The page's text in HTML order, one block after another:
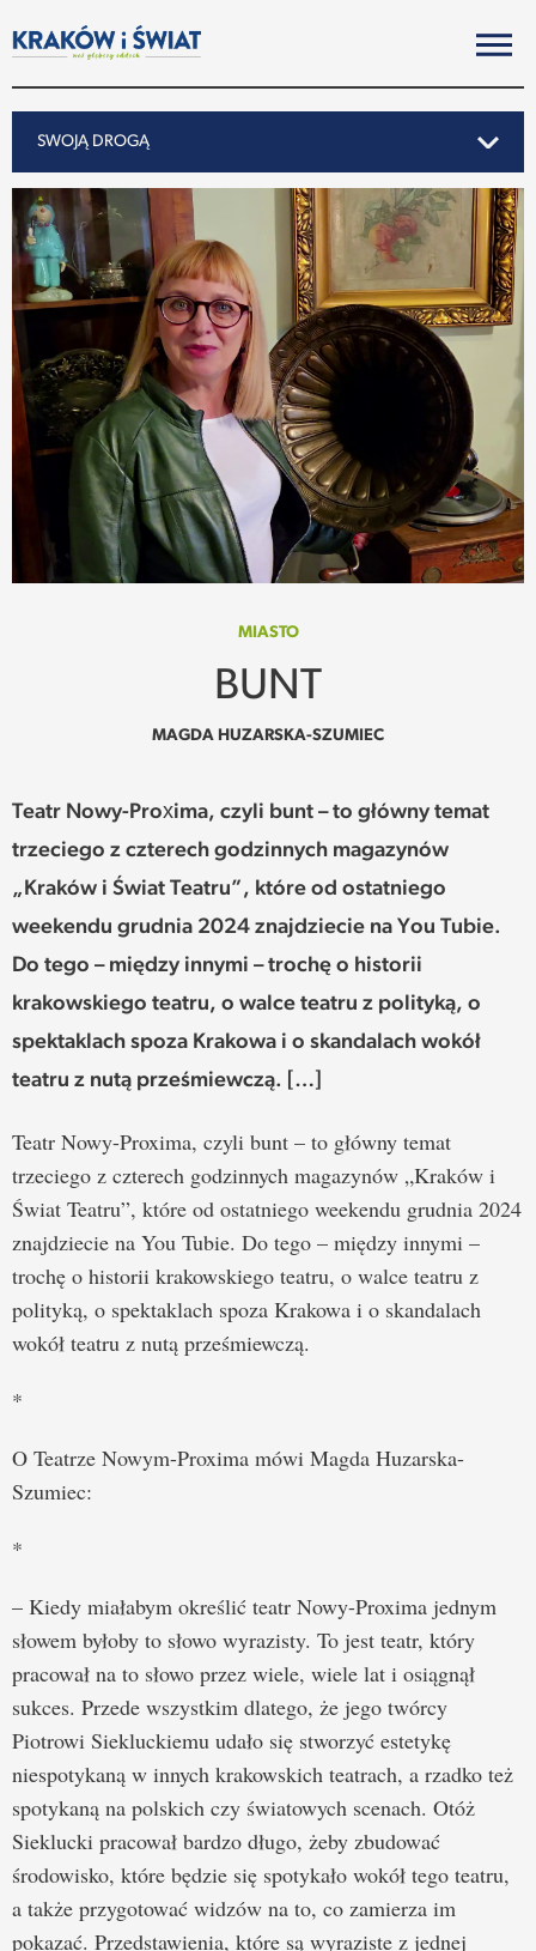
SWOJĄ DROGĄ
SWOJĄ DROGĄ
REPORTAŻ
NOTY ZE ŚWIATA
PO KRAKOSKU
MIASTO
SUBIEKTYWNIE
SPOTKANIE
SŁOWO
FELIETONY
TEKSTY Z MIESIĘCZNIKA
PODCAST
MIASTO
BUNT
MAGDA HUZARSKA-SZUMIEC
Teatr Nowy-Proxima, czyli bunt – to główny temat
trzeciego z czterech godzinnych magazynów
„Kraków i Świat Teatru”, które od ostatniego
weekendu grudnia 2024 znajdziecie na You Tubie.
Do tego – między innymi – trochę o historii
krakowskiego teatru, o walce teatru z polityką, o
spektaklach spoza Krakowa i o skandalach wokół
teatru z nutą prześmiewczą. […]
Teatr Nowy-Proxima, czyli bunt – to główny temat
trzeciego z czterech godzinnych magazynów „Kraków i
Świat Teatru”, które od ostatniego weekendu grudnia 2024
znajdziecie na You Tubie. Do tego – między innymi –
trochę o historii krakowskiego teatru, o walce teatru z
polityką, o spektaklach spoza Krakowa i o skandalach
wokół teatru z nutą prześmiewczą.
*
O Teatrze Nowym-Proxima mówi Magda Huzarska-
Szumiec:
*
– Kiedy miałabym określić teatr Nowy-Proxima jednym
słowem byłoby to słowo wyrazisty. To jest teatr, który
pracował na to słowo przez wiele, wiele lat i osiągnął
sukces. Przede wszystkim dlatego, że jego twórcy
Piotrowi Siekluckiemu udało się stworzyć estetykę
niespotykaną w innych krakowskich teatrach, a rzadko też
spotykaną na polskich czy światowych scenach. Otóż
Sieklucki pracował bardzo długo, żeby zbudować
środowisko, które będzie się spotykało wokół tego teatru,
a także przygotować widzów na to, co zamierza im
pokazać. Przedstawienia, które są wyraziste z jednej